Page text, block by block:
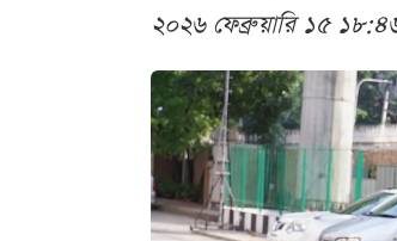
২০২৬ ফেব্রুয়ারি ১৫